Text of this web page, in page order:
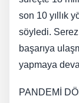
son 10 yıllık
söyledi.
başarıya
yapmaya
PANDEMİ